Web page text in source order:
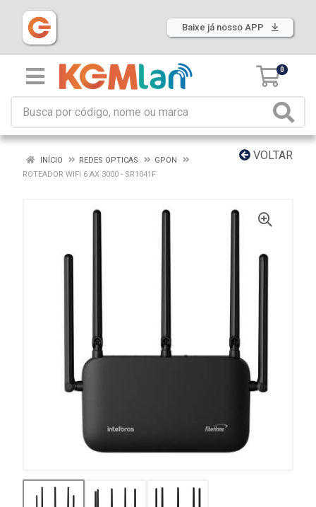
Baixe já nosso APP
0
VOLTAR
INÍCIO REDES OPTICAS
GPON
ROTEADOR WIFI 6 AX 3000 - SR1041F